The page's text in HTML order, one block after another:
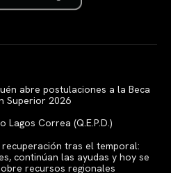
abre postulaciones a la Beca
Superior 2026
Correa (Q.E.P.D.)
tras el temporal:
continúan las ayudas y hoy se
recursos regionales